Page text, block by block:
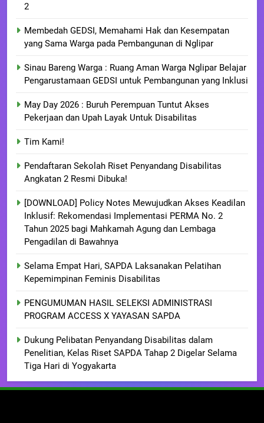
2
Membedah GEDSI, Memahami Hak dan Kesempatan
yang Sama Warga pada Pembangunan di Nglipar
Sinau Bareng Warga : Ruang Aman Warga Nglipar Belajar
Pengarustamaan GEDSI untuk Pembangunan yang Inklusi
May Day 2026 : Buruh Perempuan Tuntut Akses
Pekerjaan dan Upah Layak Untuk Disabilitas
Tim Kami!
Pendaftaran Sekolah Riset Penyandang Disabilitas
Angkatan 2 Resmi Dibuka!
[DOWNLOAD] Policy Notes Mewujudkan Akses Keadilan
Inklusif: Rekomendasi Implementasi PERMA No. 2
Tahun 2025 bagi Mahkamah Agung dan Lembaga
Pengadilan di Bawahnya
Selama Empat Hari, SAPDA Laksanakan Pelatihan
Kepemimpinan Feminis Disabilitas
PENGUMUMAN HASIL SELEKSI ADMINISTRASI
PROGRAM ACCESS X YAYASAN SAPDA
Dukung Pelibatan Penyandang Disabilitas dalam
Penelitian, Kelas Riset SAPDA Tahap 2 Digelar Selama
Tiga Hari di Yogyakarta